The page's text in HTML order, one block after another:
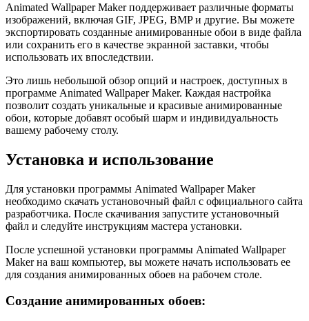
Animated Wallpaper Maker поддерживает различные форматы
изображений, включая GIF, JPEG, BMP и другие. Вы можете
экспортировать созданные анимированные обои в виде файла
или сохранить его в качестве экранной заставки, чтобы
использовать их впоследствии.
Это лишь небольшой обзор опций и настроек, доступных в
программе Animated Wallpaper Maker. Каждая настройка
позволит создать уникальные и красивые анимированные
обои, которые добавят особый шарм и индивидуальность
вашему рабочему столу.
Установка и использование
Для установки программы Animated Wallpaper Maker
необходимо скачать установочный файл с официального сайта
разработчика. После скачивания запустите установочный
файл и следуйте инструкциям мастера установки.
После успешной установки программы Animated Wallpaper
Maker на ваш компьютер, вы можете начать использовать ее
для создания анимированных обоев на рабочем столе.
Создание анимированных обоев: